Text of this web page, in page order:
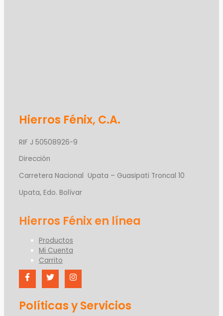
Hierros Fénix, C.A.
RIF J 50508926-9
Dirección
Carretera Nacional Upata – Guasipati Troncal 10
Upata, Edo. Bolívar
Productos
Mi Cuenta
Carrito
Políticas y Servicios